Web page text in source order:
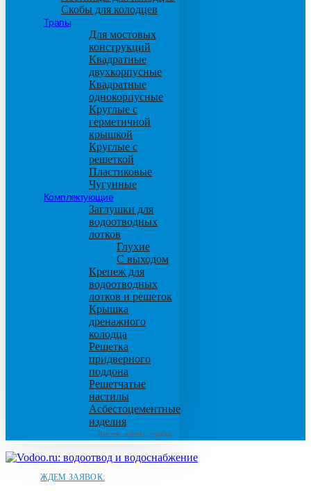
Скобы для колодцев
Трапы
Для мостовых
конструкций
Квадратные
двухкорпусные
Квадратные
однокорпусные
Круглые с
герметичной
крышкой
Круглые с
решеткой
Пластиковые
Чугунные
Комплектующие
Заглушки для
водоотводных
лотков
Глухие
С выходом
Крепеж для
водоотводных
лотков и решеток
Крышка
дренажного
колодца
Решетка
придверного
поддона
Решетчатые
настилы
Асбестоцементные
изделия
Листы, плиты, трубы
ЖДЕМ ЗАЯВОК: